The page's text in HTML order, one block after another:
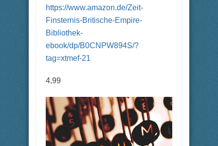
https://www.amazon.de/Zeit-
Finsternis-Britische-Empire-
Bibliothek-
ebook/dp/B0CNPW894S/?
tag=xtmef-21
4,99